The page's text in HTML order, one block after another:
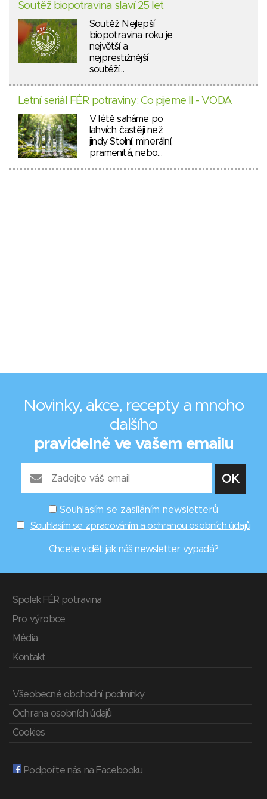
Soutěž biopotravina slaví 25 let
Soutěž Nejlepší
biopotravina roku je
největší a
nejprestižnější
soutěží…
Letní seriál FÉR potraviny: Co pijeme II - VODA
V létě saháme po
lahvích častěji než
jindy. Stolní, minerální,
pramenitá, nebo…
Novinky, akce, recepty a mnoho
dalšího
pravidelně ve vašem emailu
Souhlasím se zasíláním newsletterů
Souhlasím se zpracováním a ochranou osobních údajů
Chcete vidět jak náš newsletter vypadá?
Spolek FÉR potravina
Pro výrobce
Média
Kontakt
Všeobecné obchodní podmínky
Ochrana osobních údajů
Cookies
Podpořte nás na Facebooku